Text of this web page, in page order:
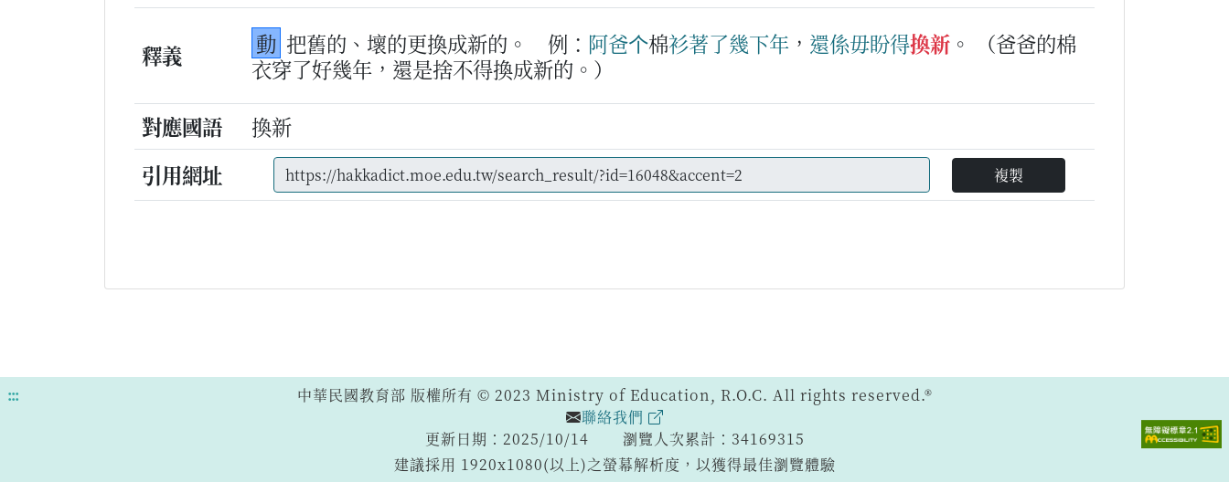
釋義 動 把舊的、壞的更換成新的。 例： 阿爸个棉衫著了幾下年 ， 還係毋盼得換新 。
（爸爸的棉
衣穿了好幾年，還是捨不得換成新的。）
對應國語
換新
引用網址
複製
:::
中華民國教育部 版權所有 © 2023 Ministry of Education, R.O.C. All rights reserved.®
聯絡我們
更新日期：2025/10/14
瀏覽人次累計：34169315
建議採用 1920x1080(以上)之螢幕解析度，以獲得最佳瀏覽體驗